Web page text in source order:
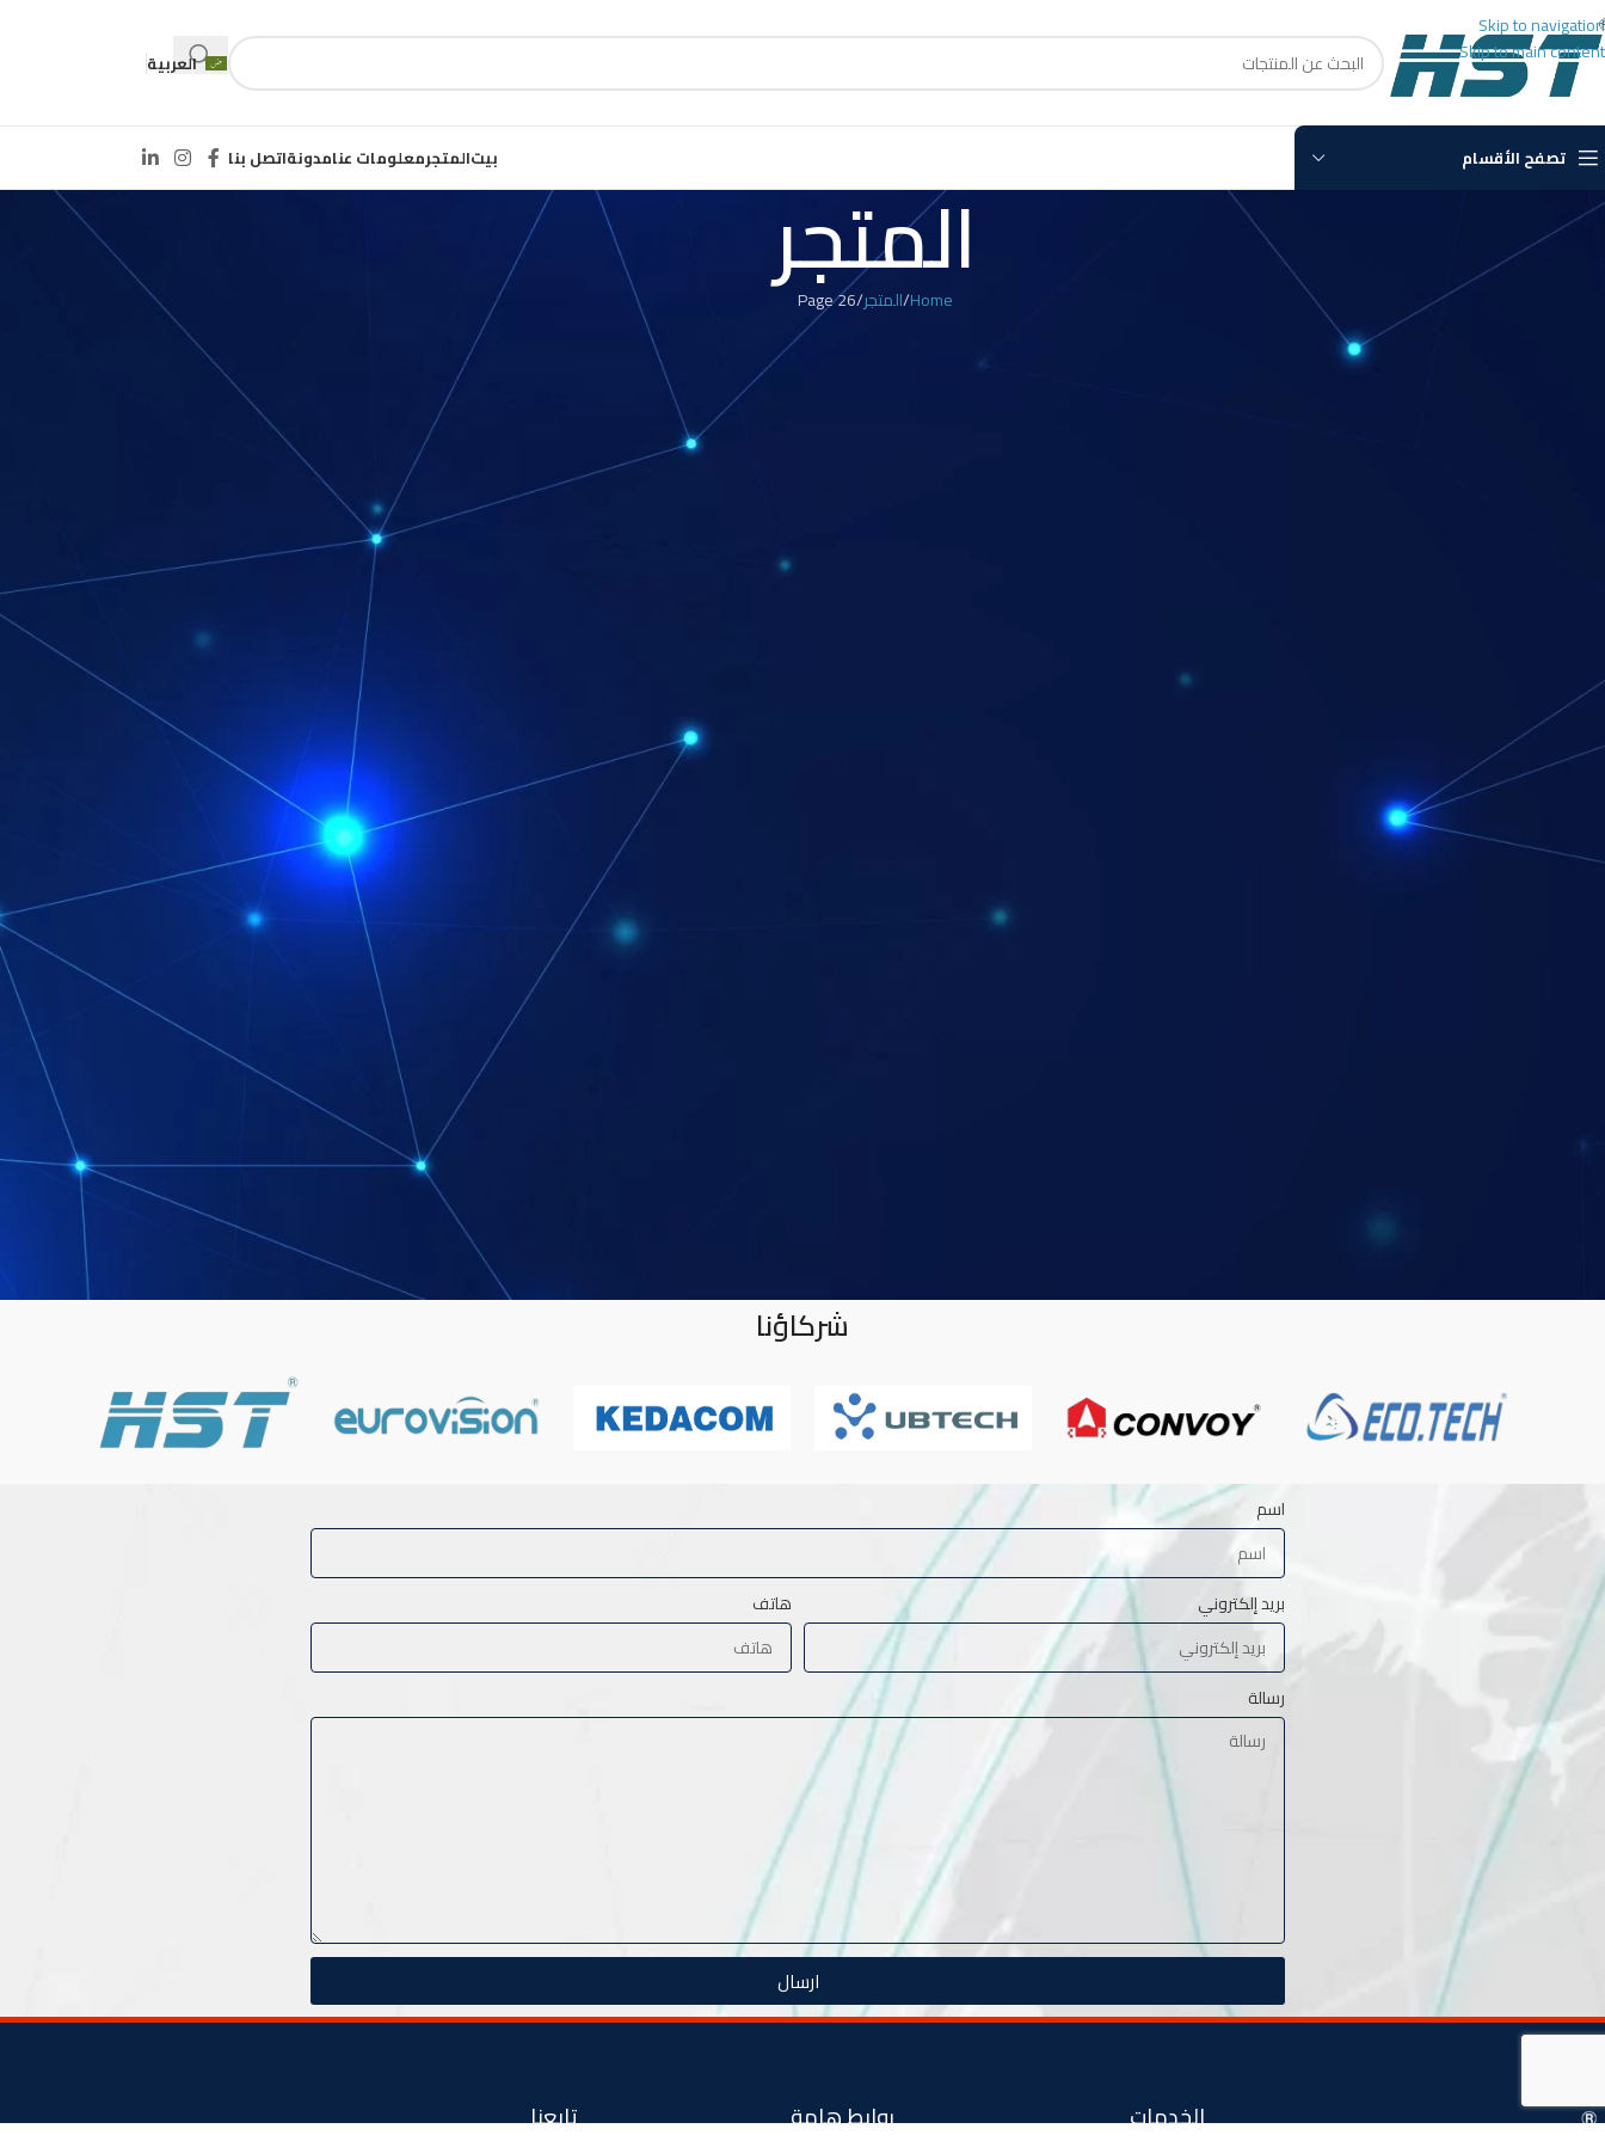
Skip to navigation
Skip to main content
العربية
تصفح الأقسام بيتالمتجرمعلومات عنامدونةاتصل بنا
المتجر
Home المتجر Page 26
شركاؤنا
اسم
بريد إلكتروني هاتف
رسالة
ارسال
الخدمات روابط هامة تابعنا